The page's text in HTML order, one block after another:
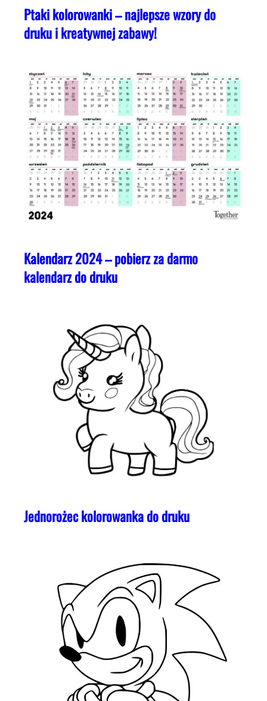
Ptaki kolorowanki – najlepsze wzory do
druku i kreatywnej zabawy!
Kalendarz 2024 – pobierz za darmo
kalendarz do druku
Jednorożec kolorowanka do druku